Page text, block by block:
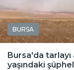
BURSA
Bursa'da
yaşındaki